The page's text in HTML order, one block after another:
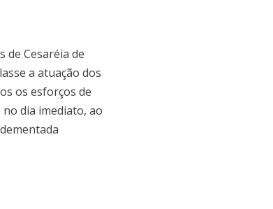
de Cesaréia de
a atuação dos
os esforços de
dia imediato, ao